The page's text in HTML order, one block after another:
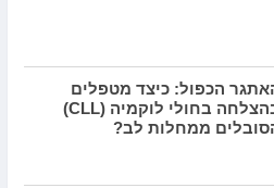
הכפול: כיצד מטפלים
בהצלחה בחולי לוקמיה (CLL)
ממחלות לב?